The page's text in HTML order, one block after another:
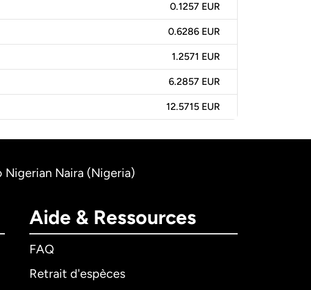
0.1257 EUR
0.6286 EUR
1.2571 EUR
6.2857 EUR
12.5715 EUR
Naira (Nigeria)
Aide & Ressources
FAQ
Retrait d'espèces